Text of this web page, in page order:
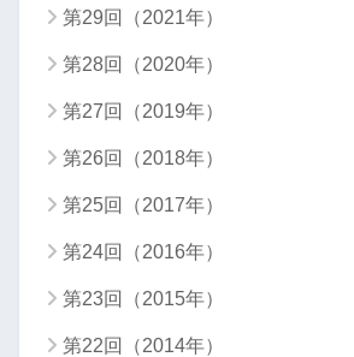
第29回（2021年）
第28回（2020年）
第27回（2019年）
第26回（2018年）
第25回（2017年）
第24回（2016年）
第23回（2015年）
第22回（2014年）